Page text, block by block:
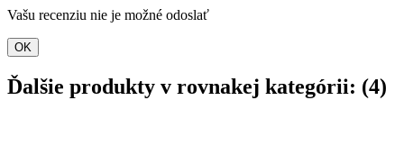
Vašu recenziu nie je možné odoslať
OK
Ďalšie produkty v rovnakej kategórii: (4)